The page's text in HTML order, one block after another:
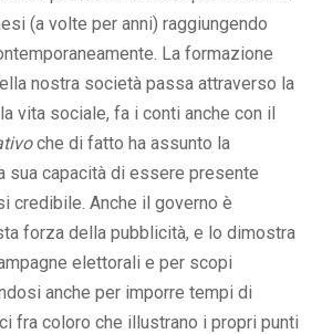
(a volte per anni) raggiungendo
La formazione
nostra società passa attraverso la
vita sociale, fa i conti anche con il
che di fatto ha assunto la
sua capacità di essere presente
credibile. Anche il governo è
forza della pubblicità, e lo dimostra
elettorali e per scopi
anche per imporre tempi di
fra coloro che illustrano i propri punti